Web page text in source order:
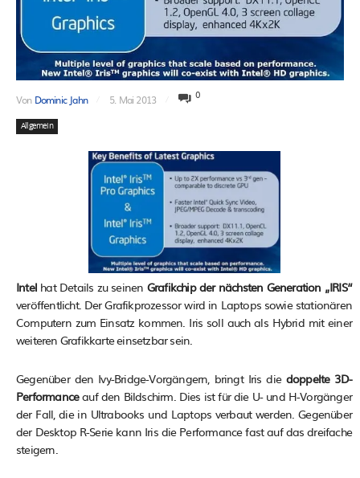
Von Dominic Jahn 5. Mai 2013 0
Allgemein
Intel hat Details zu seinen Grafikchip der nächsten Generation „IRIS“
veröffentlicht. Der Grafikprozessor wird in Laptops sowie stationären
Computern zum Einsatz kommen. Iris soll auch als Hybrid mit einer
weiteren Grafikkarte einsetzbar sein.
Gegenüber den Ivy-Bridge-Vorgängern, bringt Iris die doppelte 3D-
Performanceauf den Bildschirm. Dies ist für die U- und H-Vorgänger
der Fall, die in Ultrabooks und Laptops verbaut werden. Gegenüber
der Desktop R-Serie kann Iris die Performance fast auf das dreifache
steigern.